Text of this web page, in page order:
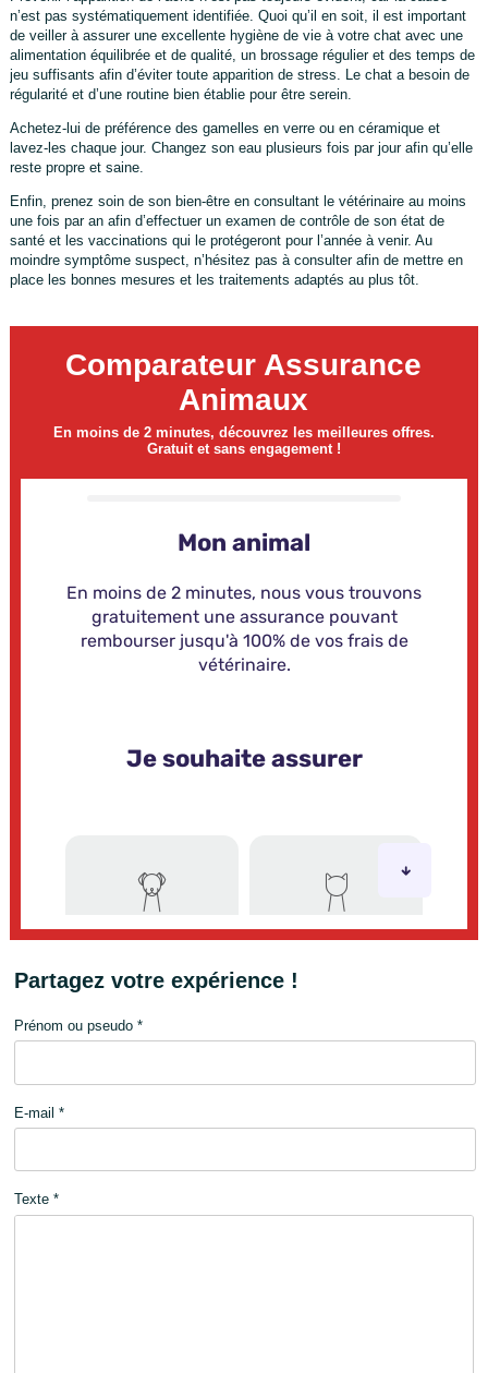
n’est pas systématiquement identifiée. Quoi qu’il en soit, il est important
de veiller à assurer une excellente hygiène de vie à votre chat avec une
alimentation équilibrée et de qualité, un brossage régulier et des temps de
jeu suffisants afin d’éviter toute apparition de stress. Le chat a besoin de
régularité et d’une routine bien établie pour être serein.
Achetez-lui de préférence des gamelles en verre ou en céramique et
lavez-les chaque jour. Changez son eau plusieurs fois par jour afin qu’elle
reste propre et saine.
Enfin, prenez soin de son bien-être en consultant le vétérinaire au moins
une fois par an afin d’effectuer un examen de contrôle de son état de
santé et les vaccinations qui le protégeront pour l’année à venir. Au
moindre symptôme suspect, n’hésitez pas à consulter afin de mettre en
place les bonnes mesures et les traitements adaptés au plus tôt.
Comparateur Assurance
Animaux
En moins de 2 minutes, découvrez les meilleures offres.
Gratuit et sans engagement !
Partagez votre expérience !
Prénom ou pseudo *
E-mail *
Texte *